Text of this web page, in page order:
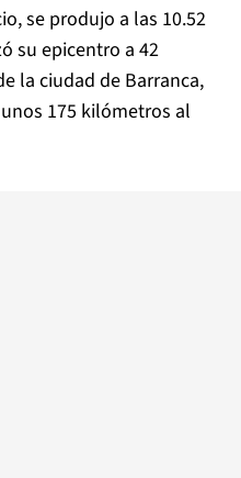
se produjo a las 10.52
su epicentro a 42
la ciudad de Barranca,
175 kilómetros al